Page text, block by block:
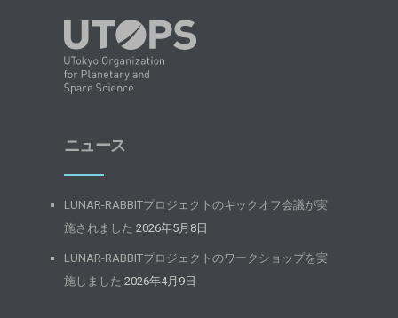
ニュース
LUNAR-RABBITプロジェクトのキックオフ会議が実
施されました 2026年5月8日
LUNAR-RABBITプロジェクトのワークショップを実
施しました 2026年4月9日